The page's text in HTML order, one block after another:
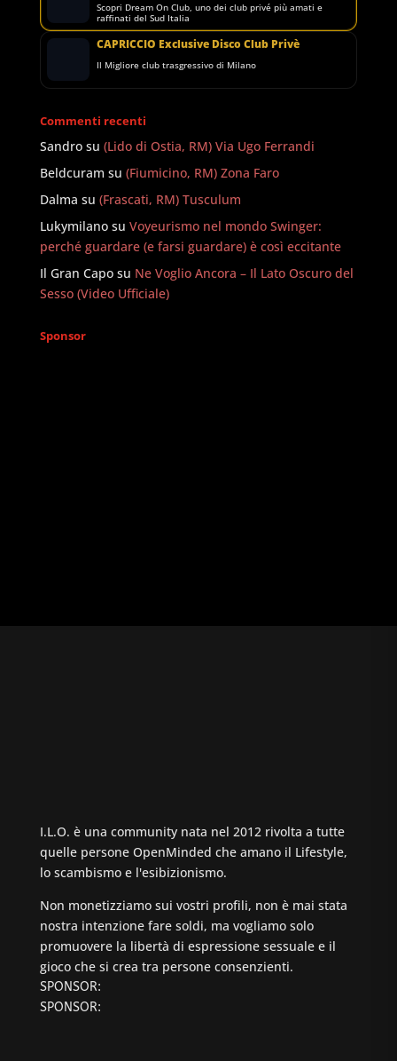
Scopri Dream On Club, uno dei club privé più amati e
raffinati del Sud Italia
CAPRICCIO Exclusive Disco Club Privè
Il Migliore club trasgressivo di Milano
Commenti recenti
Sandrosu (Lido di Ostia, RM) Via Ugo Ferrandi
Beldcuram su (Fiumicino, RM) Zona Faro
Dalma su (Frascati, RM) Tusculum
Lukymilanosu Voyeurismo nel mondo Swinger:
perché guardare (e farsi guardare) è così eccitante
Il Gran Caposu Ne Voglio Ancora – Il Lato Oscuro del
Sesso (Video Ufficiale)
Sponsor
I.L.O. è una community nata nel 2012 rivolta a tutte
quelle persone OpenMinded che amano il Lifestyle,
lo scambismo e l'esibizionismo.
Non monetizziamo sui vostri profili, non è mai stata
nostra intenzione fare soldi, ma vogliamo solo
promuovere la libertà di espressione sessuale e il
gioco che si crea tra persone consenzienti.
SPONSOR:
SPONSOR: